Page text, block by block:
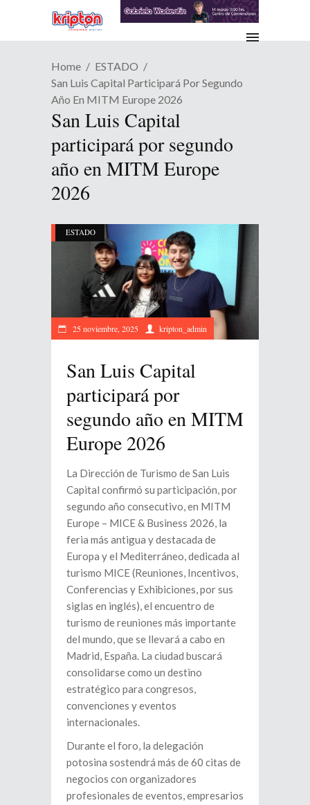
Home
ESTADO
San Luis Capital Participará Por Segundo
Año En MITM Europe 2026
San Luis Capital
participará por segundo
año en MITM Europe
2026
ESTADO
25 noviembre, 2025 kripton_admin
San Luis Capital
participará por
segundo año en MITM
Europe 2026
La Dirección de Turismo de San Luis
Capital confirmó su participación, por
segundo año consecutivo, en MITM
Europe – MICE & Business 2026, la
feria más antigua y destacada de
Europa y el Mediterráneo, dedicada al
turismo MICE (Reuniones, Incentivos,
Conferencias y Exhibiciones, por sus
siglas en inglés), el encuentro de
turismo de reuniones más importante
del mundo, que se llevará a cabo en
Madrid, España. La ciudad buscará
consolidarse como un destino
estratégico para congresos,
convenciones y eventos
internacionales.
Durante el foro, la delegación
potosina sostendrá más de 60 citas de
negocios con organizadores
profesionales de eventos, empresarios